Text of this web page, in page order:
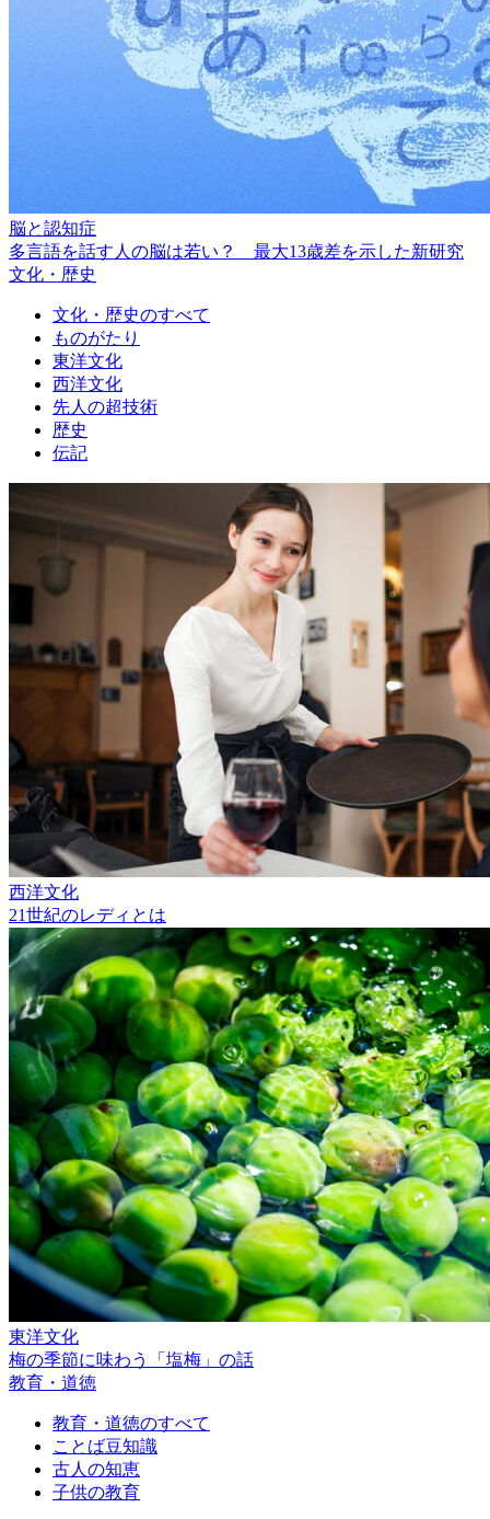
脳と認知症
多言語を話す人の脳は若い？ 最大13歳差を示した新研究
文化・歴史
文化・歴史のすべて
ものがたり
東洋文化
西洋文化
先人の超技術
歴史
伝記
西洋文化
21世紀のレディとは
東洋文化
梅の季節に味わう「塩梅」の話
教育・道徳
教育・道徳のすべて
ことば豆知識
古人の知恵
子供の教育